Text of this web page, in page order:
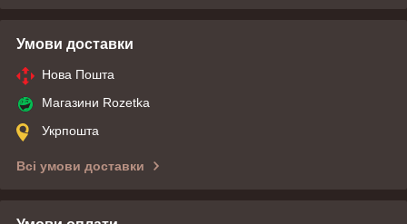
Умови доставки
Нова Пошта
Магазини Rozetka
Укрпошта
Всі умови доставки